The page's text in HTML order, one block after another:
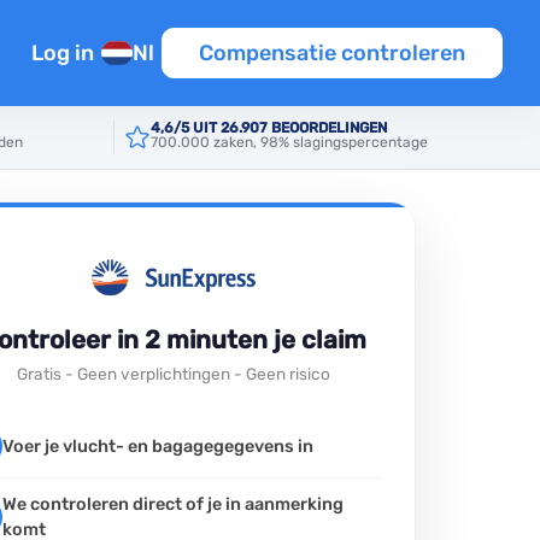
Log in Nl Compensatie controleren
4,6/5 UIT 26.907 BEOORDELINGEN
700.000 zaken, 98% slagingspercentage
in 2 minuten je claim
Gratis - Geen verplichtingen - Geen risico
Voer je vlucht- en bagagegegevens in
We controleren direct of je in aanmerking
komt